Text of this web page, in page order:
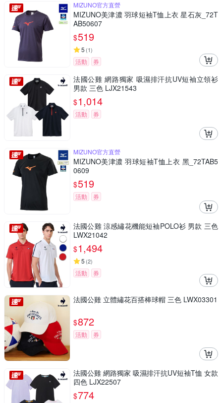
MIZUNO官方直營
MIZUNO美津濃 羽球短袖T恤上衣 星石灰_72T
AB50607
$519
5 (1)
活動 券
法國公雞 網路獨家 吸濕排汗抗UV短袖立領衫
男款 三色 LJX21543
$1,014
活動 券
MIZUNO官方直營
MIZUNO美津濃 羽球短袖T恤上衣 黑_72TAB5
0609
$519
活動 券
法國公雞 涼感繡花機能短袖POLO衫 男款 三色
LWX21042
$1,494
5 (2)
活動 券
法國公雞 立體繡花百搭棒球帽 三色 LWX03301
$872
活動 券
法國公雞 網路獨家 吸濕排汗抗UV短袖T恤 女款
四色 LJX22507
$774